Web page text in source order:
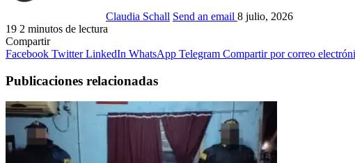
Claudia Schall Send an email 8 julio, 2026
19 2 minutos de lectura
Compartir
Facebook Twitter LinkedIn WhatsApp Telegram Compartir por correo
Publicaciones relacionadas